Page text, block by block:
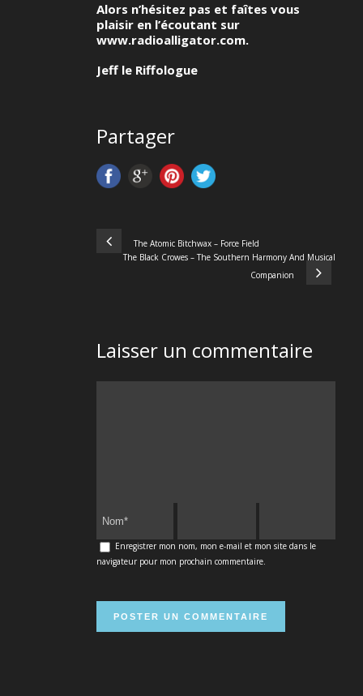
Alors n’hésitez pas et faîtes vous
plaisir en l’écoutant sur
www.radioalligator.com.
Jeff le Riffologue
Partager
The Atomic Bitchwax – Force Field
The Black Crowes – The Southern Harmony And Musical
Companion
Laisser un commentaire
Enregistrer mon nom, mon e-mail et mon site dans le
navigateur pour mon prochain commentaire.